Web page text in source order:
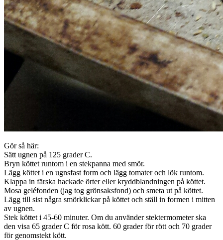
Gör så här:
Sätt ugnen på 125 grader C.
Bryn köttet runtom i en stekpanna med smör.
Lägg köttet i en ugnsfast form och lägg tomater och lök runtom.
Klappa in färska hackade örter eller kryddblandningen på köttet.
Mosa geléfonden (jag tog grönsaksfond) och smeta ut på köttet.
Lägg till sist några smörklickar på köttet och ställ in formen i mitten
av ugnen.
Stek köttet i 45-60 minuter. Om du använder stektermometer ska
den visa 65 grader C för rosa kött. 60 grader för rött och 70 grader
för genomstekt kött.